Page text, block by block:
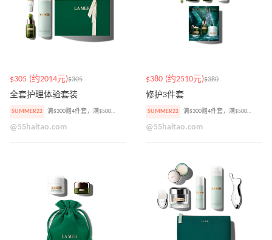
$305 (约2014元)$305
全套护理体验套装
SUMMER22 满$300赠4件套，满$500加赠焕肤精华小样
@55haitao.com
$380 (约2510元)$380
修护3件套
SUMMER22 满$300赠4件套，满$500加赠焕肤精华小样
@55haitao.com